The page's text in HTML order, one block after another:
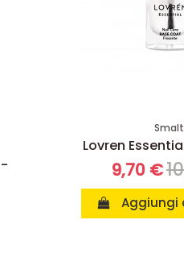
Smalti
Lovren
9,70 €
Aggiungi